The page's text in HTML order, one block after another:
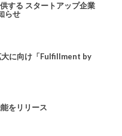
する スタートアップ企業
らせ
大に向け「Fulfillment by
をリリース